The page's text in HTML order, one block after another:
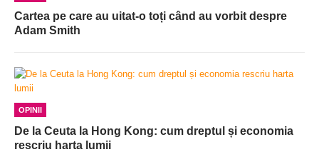
Cartea pe care au uitat-o toți când au vorbit despre
Adam Smith
OPINII
De la Ceuta la Hong Kong: cum dreptul și economia
rescriu harta lumii